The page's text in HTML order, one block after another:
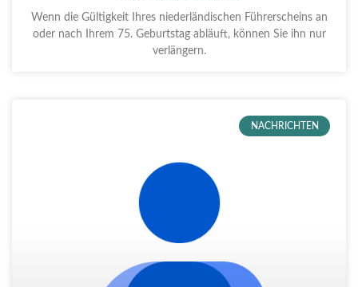
Wenn die Gültigkeit Ihres niederländischen Führerscheins an
oder nach Ihrem 75. Geburtstag abläuft, können Sie ihn nur
verlängern.
NACHRICHTEN